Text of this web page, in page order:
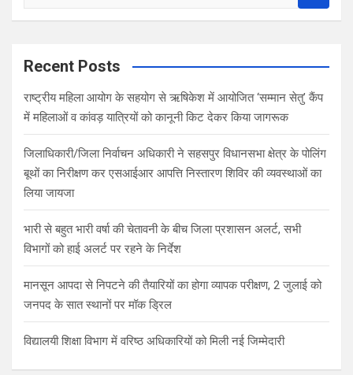
a
c
Recent Posts
राष्ट्रीय महिला आयोग के सहयोग से ऋषिकेश में आयोजित ‘सम्मान सेतु’ कैंप
में महिलाओं व कांवड़ यात्रियों को कानूनी किट देकर किया जागरूक
जिलाधिकारी/जिला निर्वाचन अधिकारी ने सहसपुर विधानसभा क्षेत्र के पोलिंग
बूथों का निरीक्षण कर एसआईआर आपत्ति निस्तारण शिविर की व्यवस्थाओं का
लिया जायजा
भारी से बहुत भारी वर्षा की चेतावनी के बीच जिला प्रशासन अलर्ट, सभी
विभागों को हाई अलर्ट पर रहने के निर्देश
मानसून आपदा से निपटने की तैयारियों का होगा व्यापक परीक्षण, 2 जुलाई को
जनपद के सात स्थानों पर मॉक ड्रिल
विद्यालयी शिक्षा विभाग में वरिष्ठ अधिकारियों को मिली नई जिम्मेदारी